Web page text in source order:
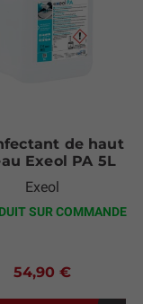
de haut
Exeol PA 5L
Exeol
SUR COMMANDE
54,90 €